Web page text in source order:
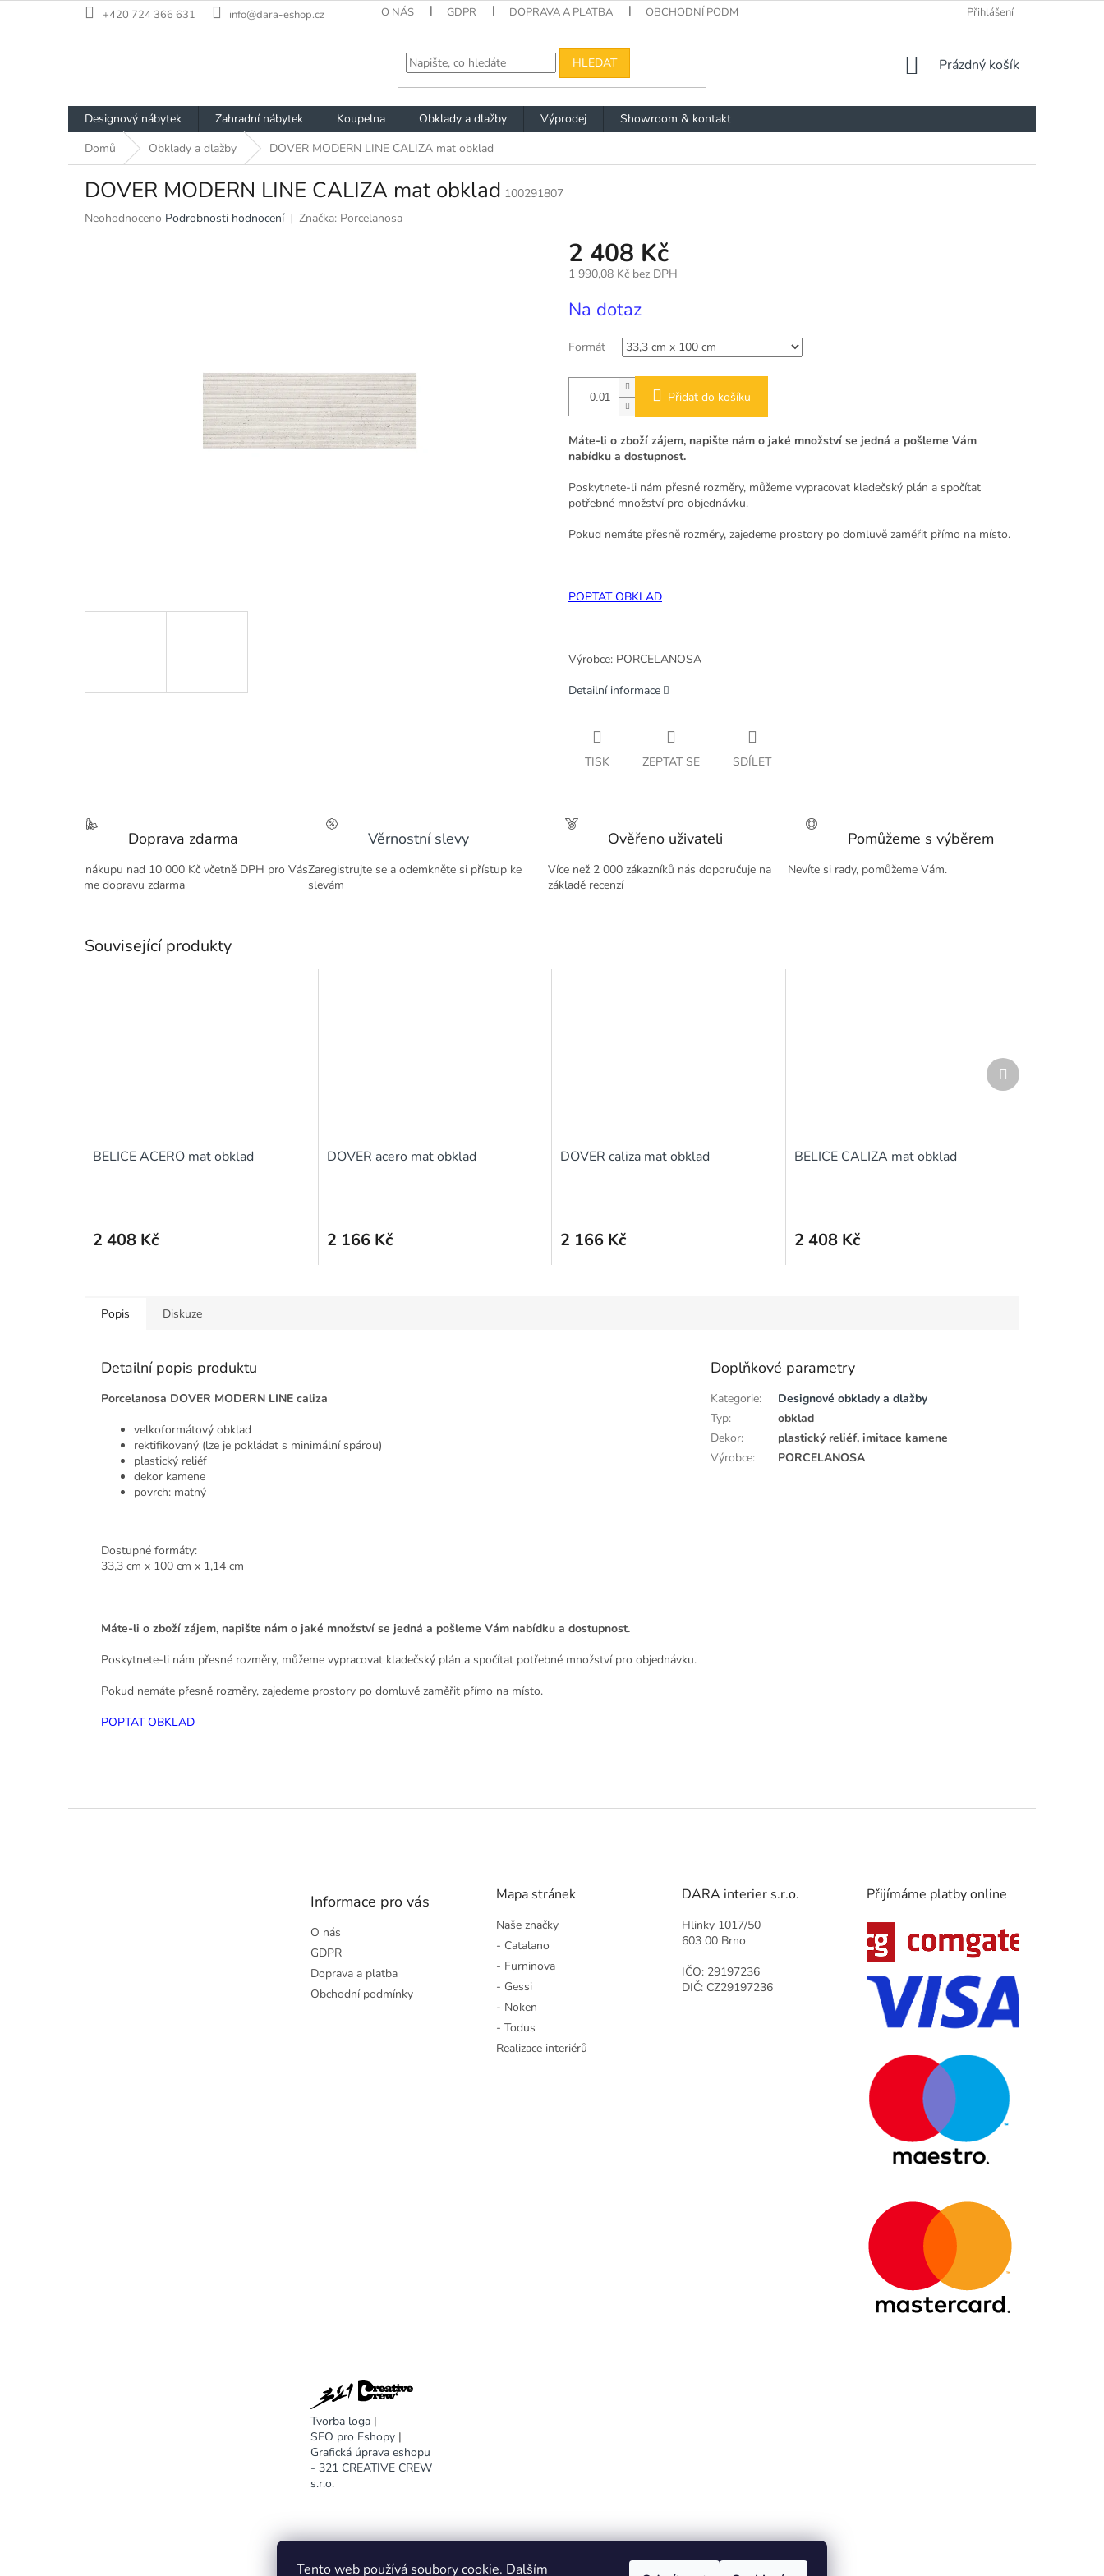
Tento web používá soubory cookie. Dalším
na
+420 724 366 631 info@dara-eshop.cz O NÁS GDPR DOPRAVA A PLATBA OBCHODNÍ PODMÍNKY Přihlášení
HLEDAT
NÁKUPNÍ
Prázdný košík
Designový nábytek Zahradní nábytek Koupelna Obklady a dlažby Výprodej
Showroom & kontakt
Domů
Obklady a dlažby DOVER MODERN LINE CALIZA mat obklad
DOVER MODERN LINE CALIZA mat obklad 100291807
Průměrné
Neohodnoceno Podrobnosti hodnocení Značka: Porcelanosa
2 408 Kč
1 990,08 Kč bez DPH
cena:
Na dotaz
Formát
Přidat do košíku
Máte-li o zboží zájem, napište nám o jaké množství se jedná a pošleme Vám
nabídku a dostupnost.
Poskytnete-li nám přesné rozměry, můžeme vypracovat kladečský plán a spočítat
potřebné množství pro objednávku.
Pokud nemáte přesně rozměry, zajedeme prostory po domluvě zaměřit přímo na místo.
POPTAT OBKLAD
Výrobce: PORCELANOSA
Detailní informace
TISK ZEPTAT SE SDÍLET
Doprava zdarma
Při nákupu nad 10 000 Kč včetně DPH pro Vás
máme dopravu zdarma
Věrnostní slevy
Zaregistrujte se a odemkněte si přístup ke
slevám
Ověřeno uživateli
Více než 2 000 zákazníků nás doporučuje na
základě recenzí
Pomůžeme s výběrem
Nevíte si rady, pomůžeme Vám.
Související produkty
BELICE ACERO mat obklad
2 408 Kč
DOVER acero mat obklad
2 166 Kč
DOVER caliza mat obklad
2 166 Kč
BELICE CALIZA mat obklad
2 408 Kč
Další
produkt
Popis Diskuze
Detailní popis produktu
Porcelanosa DOVER MODERN LINE caliza
velkoformátový obklad
rektifikovaný (lze je pokládat s minimální spárou)
plastický reliéf
dekor kamene
povrch: matný
Dostupné formáty:
33,3 cm x 100 cm x 1,14 cm
Máte-li o zboží zájem, napište nám o jaké množství se jedná a pošleme Vám nabídku a dostupnost.
Poskytnete-li nám přesné rozměry, můžeme vypracovat kladečský plán a spočítat potřebné množství pro objednávku.
Pokud nemáte přesně rozměry, zajedeme prostory po domluvě zaměřit přímo na místo.
POPTAT OBKLAD
Doplňkové parametry
Kategorie:
Designové obklady a dlažby
Typ:
obklad
Dekor:
plastický reliéf, imitace kamene
Výrobce: PORCELANOSA
Informace pro vás
O nás
GDPR
Doprava a platba
Obchodní podmínky
Mapa stránek
Naše značky
- Catalano
- Furninova
- Gessi
- Noken
- Todus
Realizace interiérů
DARA interier s.r.o.
Hlinky 1017/50
603 00 Brno
IČO: 29197236
DIČ: CZ29197236
Přijímáme platby online
Tvorba loga |
SEO pro Eshopy |
Grafická úprava eshopu
- 321 CREATIVE CREW
s.r.o.